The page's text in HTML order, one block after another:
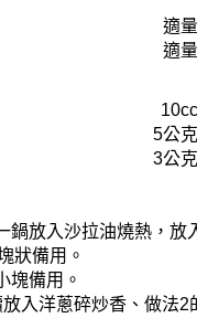
適量
適量
10cc
5公克
3公克
鍋放入沙拉油燒熱，放
狀備用。
塊備用。
入洋蔥碎炒香、做法2